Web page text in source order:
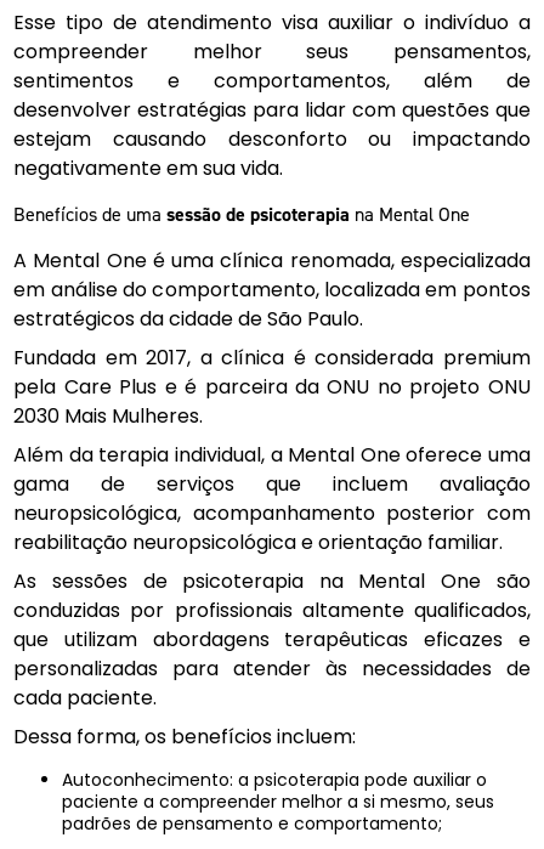
Esse tipo de atendimento visa auxiliar o indivíduo a
compreender melhor seus pensamentos,
sentimentos e comportamentos, além de
desenvolver estratégias para lidar com questões que
estejam causando desconforto ou impactando
negativamente em sua vida.
Benefícios de umasessão de psicoterapia na Mental One
A Mental One é uma clínica renomada, especializada
em análise do comportamento, localizada em pontos
estratégicos da cidade de São Paulo.
Fundada em 2017, a clínica é considerada premium
pela Care Plus e é parceira da ONU no projeto ONU
2030 Mais Mulheres.
Além da terapia individual, a Mental One oferece uma
gama de serviços que incluem avaliação
neuropsicológica, acompanhamento posterior com
reabilitação neuropsicológica e orientação familiar.
As sessões de psicoterapia na Mental One são
conduzidas por profissionais altamente qualificados,
que utilizam abordagens terapêuticas eficazes e
personalizadas para atender às necessidades de
cada paciente.
Dessa forma, os benefícios incluem:
Autoconhecimento: a psicoterapia pode auxiliar o
paciente a compreender melhor a si mesmo, seus
padrões de pensamento e comportamento;